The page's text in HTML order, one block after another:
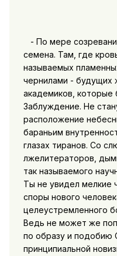
- По мере
семена. Там, где
называемых
чернилами - будущих
академиков, которые
Заблуждение. Не
расположение
бараньим
глазах тиранов. Со
лжелитераторов,
так называемого
Ты не увидел мелкие
споры нового
целеустремленного
Ведь не может же
по образу и подобию
принципиальной